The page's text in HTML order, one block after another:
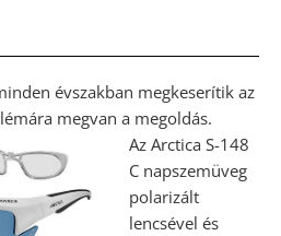
évszakban megkeserítik az
megvan a megoldás.
Az Arctica S-148
C napszemüveg
polarizált
lencsével és